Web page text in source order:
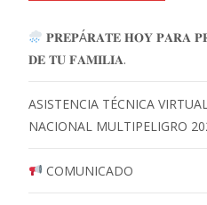
𝐏𝐑𝐄𝐏Á𝐑𝐀𝐓𝐄 𝐇𝐎𝐘 𝐏𝐀𝐑𝐀
𝐃𝐄 𝐓𝐔 𝐅𝐀𝐌𝐈𝐋𝐈𝐀.
ASISTENCIA TÉCNICA
NACIONAL MULTIPELIGRO
COMUNICADO